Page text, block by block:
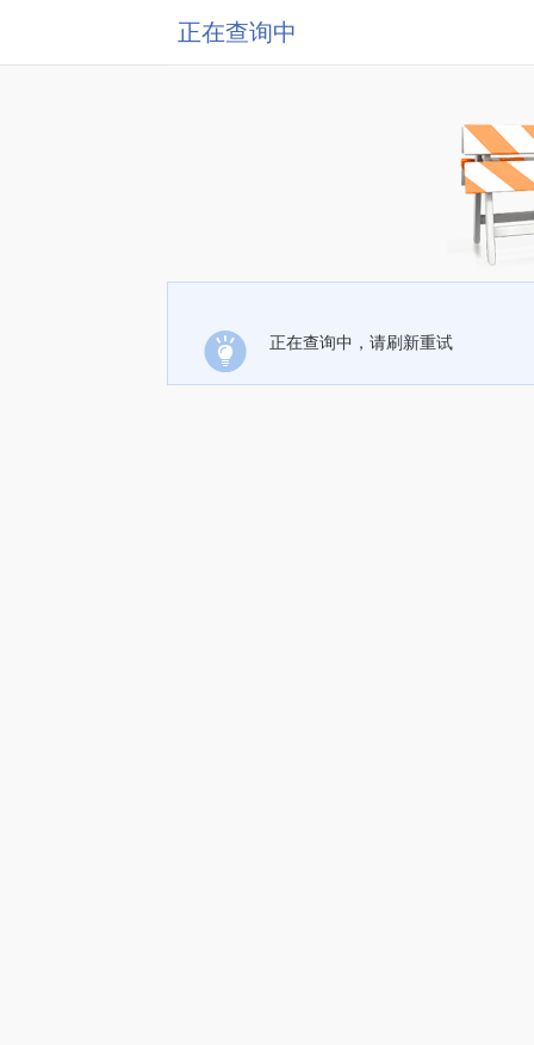
正在查询中
正在查询中，请刷新重试